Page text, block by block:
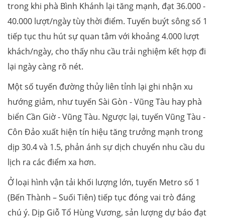
trong khi phà Bình Khánh lại tăng mạnh, đạt 36.000 -
40.000 lượt/ngày tùy thời điểm. Tuyến buýt sông số 1
tiếp tục thu hút sự quan tâm với khoảng 4.000 lượt
khách/ngày, cho thấy nhu cầu trải nghiệm kết hợp đi
lại ngày càng rõ nét.
Một số tuyến đường thủy liên tỉnh lại ghi nhận xu
hướng giảm, như tuyến Sài Gòn - Vũng Tàu hay phà
biển Cần Giờ - Vũng Tàu. Ngược lại, tuyến Vũng Tàu -
Côn Đảo xuất hiện tín hiệu tăng trưởng mạnh trong
dịp 30.4 và 1.5, phản ánh sự dịch chuyển nhu cầu du
lịch ra các điểm xa hơn.
Ở loại hình vận tải khối lượng lớn, tuyến Metro số 1
(Bến Thành – Suối Tiên) tiếp tục đóng vai trò đáng
chú ý. Dịp Giỗ Tổ Hùng Vương, sản lượng dự báo đạt